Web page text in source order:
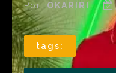
Por OKARIRI
tags: